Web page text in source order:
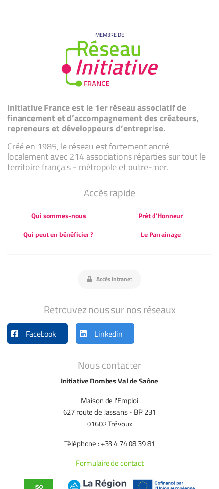
MEMBRE DE
Initiative France est le 1er réseau associatif de
financement et d’accompagnement des créateurs,
repreneurs et développeurs d’entreprise.
Créé en 1985, le réseau est fortement ancré
localement avec 214 associations réparties sur tout le
territoire français - métropole et outre-mer.
Nous contacter
Initiative Dombes Val de Saône
Maison de l'Emploi
627 route de Jassans - BP 231
01602 Trévoux
Téléphone : +33 4 74 08 39 81
Formulaire de contact
Accès rapide
Qui sommes-nous
Prêt d'Honneur
Qui peut en bénéficier ?
Le Parrainage
Accès intranet
Retrouvez nous sur nos réseaux
Facebook Linkedin